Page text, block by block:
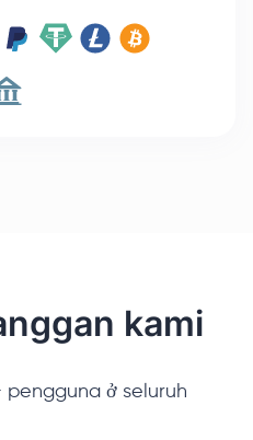
kami
pengguna ở seluruh